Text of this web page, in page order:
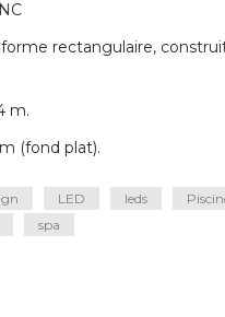
rectangulaire,
m.
(fond plat).
LED leds
spa